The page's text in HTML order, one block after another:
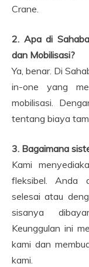
Crane.
2. Apa di
dan Mobilisasi?
Ya, benar. Di
in-one yang
mobilisasi.
tentang biaya
3. Bagaimana
Kami
fleksibel. Anda
selesai atau
sisanya
Keunggulan ini
kami dan
kami.